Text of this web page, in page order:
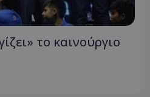
το καινούργιο